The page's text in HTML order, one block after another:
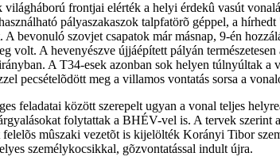
világháború frontjai elérték a helyi érdekû vasút
pályaszakaszok talpfatörõ géppel, a
bevonuló szovjet csapatok már másnap, 9-én
volt. A hevenyészve újjáépített pályán
A T34-esek azonban sok helyen túlnyúltak a
pecsételõdött meg a villamos vontatás sorsa a
feladatai között szerepelt ugyan a vonal teljes
folytattak a BHÉV-vel is. A tervek
mûszaki vezetõt is kijelölték Korányi Tibor
személykocsikkal, gõzvontatással indult újra.